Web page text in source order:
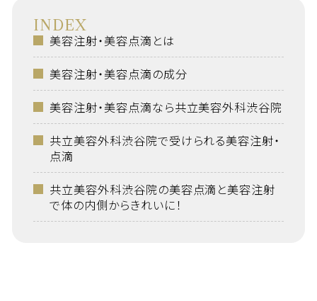
INDEX
美容注射・美容点滴とは
美容注射・美容点滴の成分
美容注射・美容点滴なら共立美容外科渋谷院
共立美容外科渋谷院で受けられる美容注射・
点滴
共立美容外科渋谷院の美容点滴と美容注射
で体の内側からきれいに！